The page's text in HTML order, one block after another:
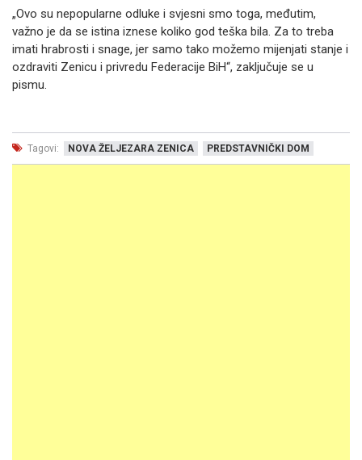
„Ovo su nepopularne odluke i svjesni smo toga, međutim,
važno je da se istina iznese koliko god teška bila. Za to treba
imati hrabrosti i snage, jer samo tako možemo mijenjati stanje i
ozdraviti Zenicu i privredu Federacije BiH“, zaključuje se u
pismu.
Tagovi: NOVA ŽELJEZARA ZENICA PREDSTAVNIČKI DOM